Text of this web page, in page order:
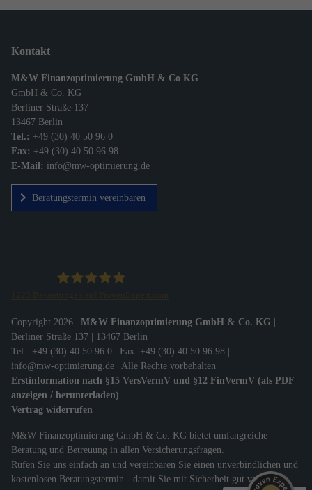
Kontakt
M&W Finanzoptimierung GmbH & Co KG
GmbH & Co. KG
Berliner Straße 137
13467 Berlin
Tel.: +49 (30) 40 50 96 0
Fax: +49 (30) 40 50 96 98
E-Mail: info@mw-optimierung.de
Beratungstermin vereinbaren
M&W Finanzoptimierung GmbH & Co.KG
Copyright 2026 | M&W Finanzoptimierung GmbH & Co. KG
Berliner Straße 137 | 13467 Berlin
Tel.: +49 (30) 40 50 96 0 | Fax: +49 (30) 40 50 96 98 |
info@mw-optimierung.de | Alle Rechte vorbehalten
Erstinformation nach §15 VersVermV und §12 FinVermV (als PDF
anzeigen / herunterladen)
Vertrag widerrufen
M&W Finanzoptimierung GmbH & Co. KG bietet umfangreiche
Beratung und Betreuung in allen Versicherungsfragen.
Rufen Sie uns einfach an und vereinbaren Sie einen unverbindlichen und
kostenlosen Beratungstermin - damit Sie mit Sicherheit gut versichert
Empfehlungen auf
ProvenExpert.com
SEHR GUT
4,90
/
5,00